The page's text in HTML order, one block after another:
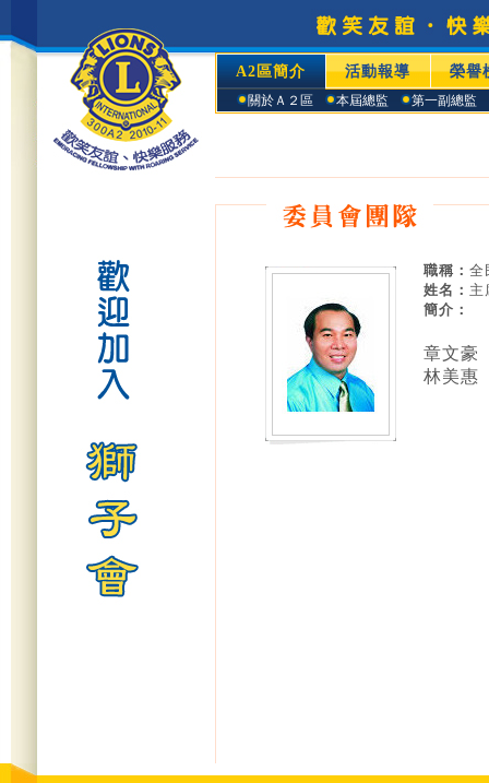
A2區簡介 活動報導 榮譽
關於Ａ２區 本屆總監 第一副總監
職稱： 全
姓名： 主
簡介：
章文
林美